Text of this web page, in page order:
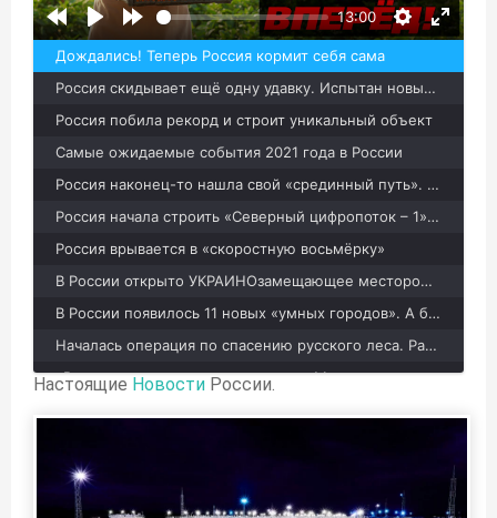
13:00
Дождались! Теперь Россия кормит себя сама
Россия скидывает ещё одну удавку. Испытан новый двигатель
Россия побила рекорд и строит уникальный объект
Самые ожидаемые события 2021 года в России
Россия наконец-то нашла свой «срединный путь». Взгляните
Россия начала строить «Северный цифропоток – 1». Второй на подходе
Россия врывается в «скоростную восьмёрку»
В России открыто УКРАИНОзамещающее месторождение
В России появилось 11 новых «умных городов». А будет ещё больше
Началась операция по спасению русского леса. Разбираем суть
«Русал» вернулся в родную гавань. Мир меняется
Настоящие Новости России.